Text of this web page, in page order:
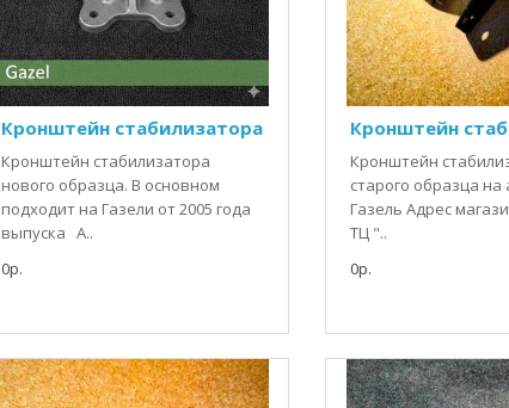
Кронштейн стабилизатора
Кронштейн стабилизатора
нового образца. В основном
подходит на Газели от 2005 года
выпуска А..
0р.
Кронштейн
Кронштейн
старого образца
Газель Адрес
ТЦ "..
0р.